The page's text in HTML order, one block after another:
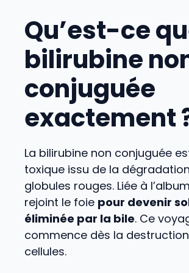
Qu’est-ce
bilirubine
conjuguée
exactement
La bilirubine non conjuguée
toxique issu de la
globules rouges. Liée à
rejoint le foie pour devenir
éliminée par la bile. Ce
commence dès la
cellules.